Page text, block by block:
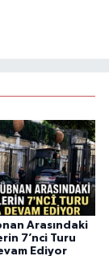
Arasındaki
7’nci Turu
Ediyor